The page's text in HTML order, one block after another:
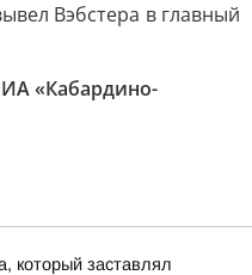
Вэбстера в главный
«Кабардино-
который заставлял